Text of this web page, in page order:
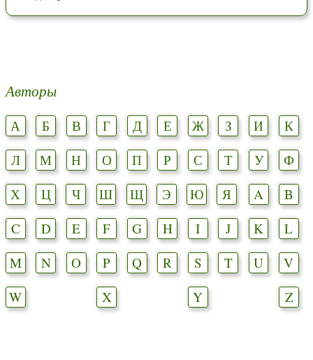
Авторы
А Б В Г Д Е Ж З И
К
Л
М Н О П Р С Т У
Ф
Х
Ц Ч Ш Щ Э Ю Я A
B
C
D E F G H I J K
L
M
N O P Q R S T U
V
W
X Y Z